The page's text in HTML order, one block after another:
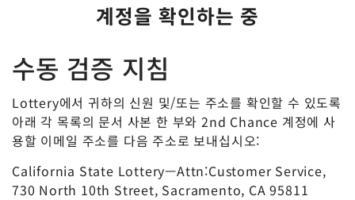
계정을 확인하는 중
수동 검증 지침
Lottery에서 귀하의 신원 및/또는 주소를 확인할 수 있도록
아래 각 목록의 문서 사본 한 부와 2nd Chance 계정에 사
용할 이메일 주소를 다음 주소로 보내십시오:
California State Lottery—Attn:Customer Service,
730 North 10th Street, Sacramento, CA 95811